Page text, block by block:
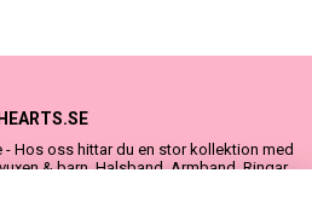
Hos oss hittar du en stor kollektion med
& barn. Halsband, Armband, Ringar